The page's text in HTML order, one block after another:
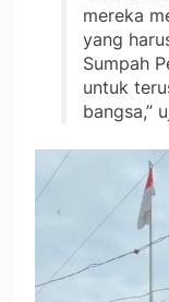
mereka
yang
Sumpah
untuk
bangsa,”